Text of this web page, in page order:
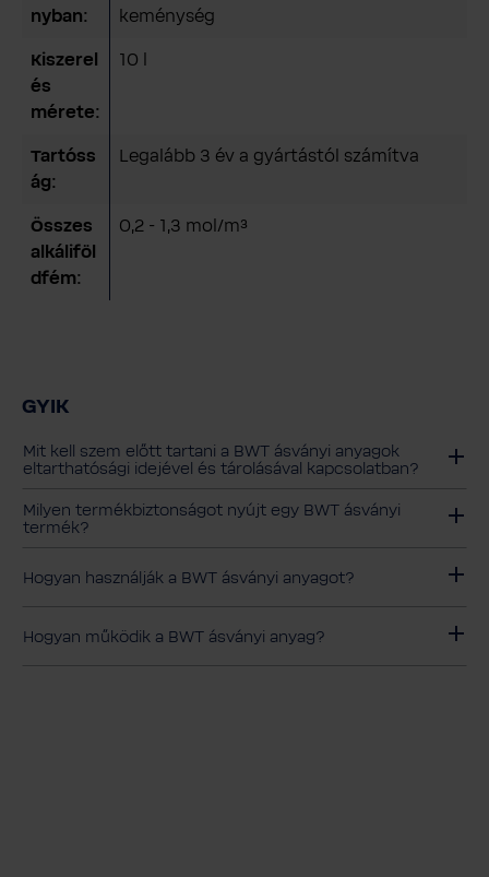
nyban:
keménység
Kiszerel
és
mérete:
10 l
Tartóss
ág:
Legalább 3 év a gyártástól számítva
Összes
alkáliföl
dfém:
0,2 - 1,3 mol/m³
GYIK
Mit kell szem előtt tartani a BWT ásványi anyagok
eltarthatósági idejével és tárolásával kapcsolatban?
Milyen termékbiztonságot nyújt egy BWT ásványi
termék?
Hogyan használják a BWT ásványi anyagot?
Hogyan működik a BWT ásványi anyag?